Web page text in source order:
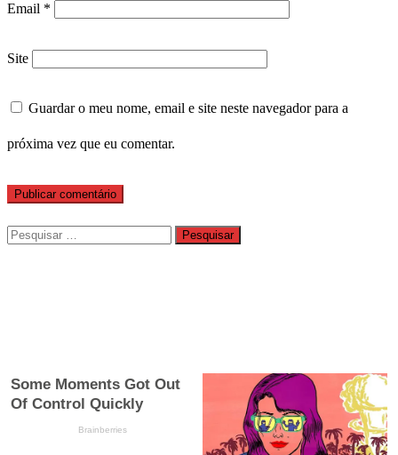
Email *
Site
Guardar o meu nome, email e site neste navegador para a
próxima vez que eu comentar.
Pesquisar
por: